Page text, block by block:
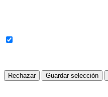
Rechazar Guardar selección